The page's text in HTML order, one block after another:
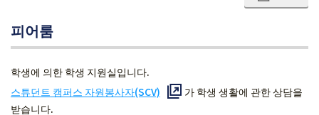
피어룸
학생에 의한 학생 지원실입니다.
스튜던트 캠퍼스 자원봉사자(SCV)
가 학생 생활에 관한 상담을
받습니다.